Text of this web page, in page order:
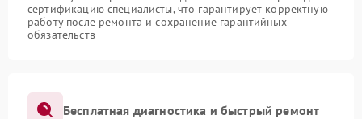
сертификацию специалисты, что гарантирует корректную
работу после ремонта и сохранение гарантийных
обязательств
Бесплатная диагностика и быстрый ремонт